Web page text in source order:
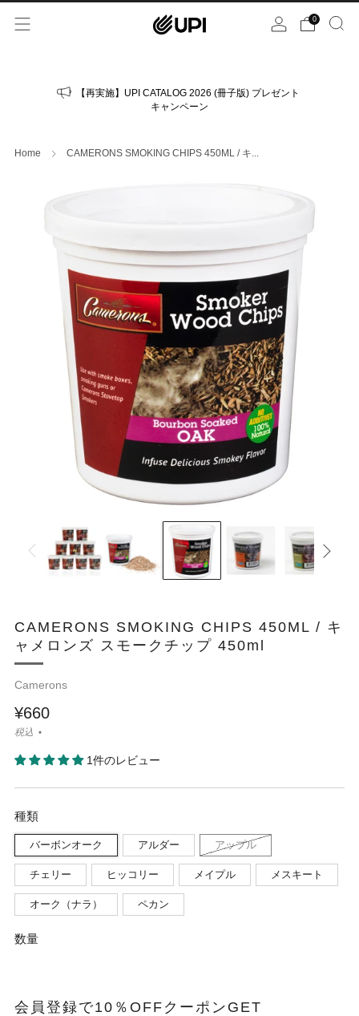
0
【再実施】UPI CATALOG 2026 (冊子版) プレゼント
キャンペーン
Home CAMERONS SMOKING CHIPS 450ML / キ...
CAMERONS SMOKING CHIPS 450ML / キ
ャメロンズ スモークチップ 450ml
Camerons
¥660
税込
1件のレビュー
種類
バーボンオーク アルダー アップル
チェリー ヒッコリー メイプル メスキート
オーク（ナラ） ペカン
数量
会員登録で10％OFFクーポンGET